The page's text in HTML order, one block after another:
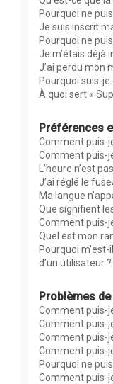
Pourquoi ne
Je suis inscrit
Pourquoi ne
Je m’étais déjà
J’ai perdu mon
Pourquoi suis-
À quoi sert «
Préférences
Comment puis-
Comment puis-
L’heure n’est
J’ai réglé le
Ma langue
Que signifient
Comment puis-
Quel est mon
Pourquoi
d’un utilisateur ?
Problèmes
Comment puis-
Comment puis-
Comment puis-
Comment puis-
Pourquoi ne
Comment puis-